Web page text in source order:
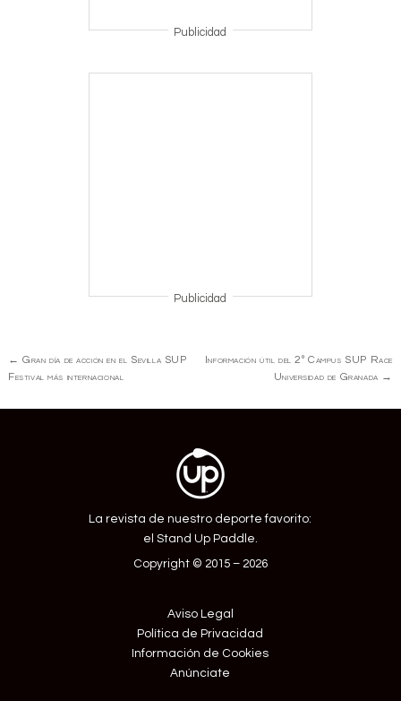
Publicidad
Publicidad
Navegación
de
← Gran día de acción en el Sevilla SUP
Festival más internacional
Información útil del 2º Campus SUP Race
Universidad de Granada →
La revista de nuestro deporte favorito:
el Stand Up Paddle.
Copyright © 2015 – 2026
Aviso Legal
Política de Privacidad
Información de Cookies
Anúnciate